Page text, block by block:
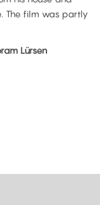
The film was partly
Lürsen